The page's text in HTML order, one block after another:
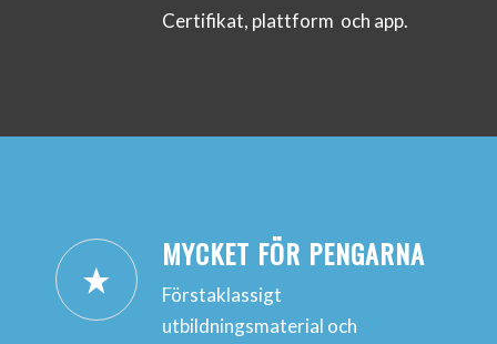
Certifikat, plattform och app.
MYCKET FÖR PENGARNA
Förstaklassigt
utbildningsmaterial och